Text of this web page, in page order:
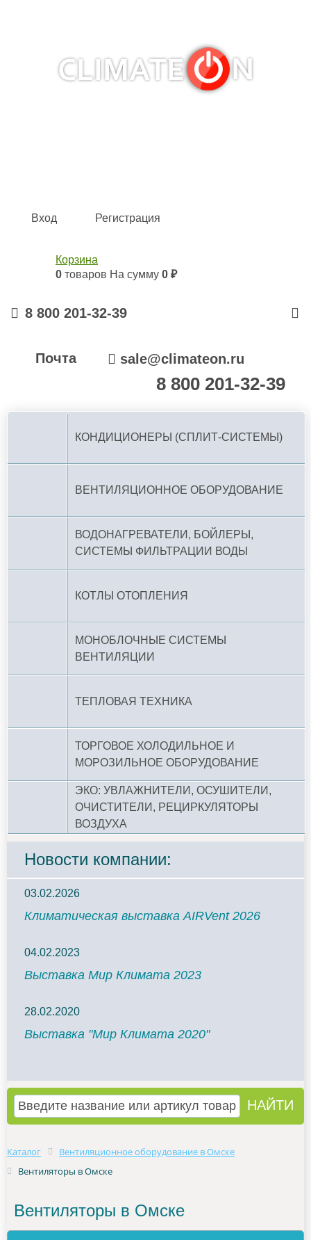
Вход Регистрация
Корзина
0 товаров На сумму 0 ₽
8 800 201-32-39
Почта sale@climateon.ru
8 800 201-32-39
КОНДИЦИОНЕРЫ (СПЛИТ-СИСТЕМЫ)
ВЕНТИЛЯЦИОННОЕ ОБОРУДОВАНИЕ
ВОДОНАГРЕВАТЕЛИ, БОЙЛЕРЫ,
СИСТЕМЫ ФИЛЬТРАЦИИ ВОДЫ
КОТЛЫ ОТОПЛЕНИЯ
МОНОБЛОЧНЫЕ СИСТЕМЫ
ВЕНТИЛЯЦИИ
ТЕПЛОВАЯ ТЕХНИКА
ТОРГОВОЕ ХОЛОДИЛЬНОЕ И
МОРОЗИЛЬНОЕ ОБОРУДОВАНИЕ
ЭКО: УВЛАЖНИТЕЛИ, ОСУШИТЕЛИ,
ОЧИСТИТЕЛИ, РЕЦИРКУЛЯТОРЫ
ВОЗДУХА
Новости компании:
03.02.2026
Климатическая выставка AIRVent 2026
04.02.2023
Выставка Мир Климата 2023
28.02.2020
Выставка "Мир Климата 2020"
Каталог
Вентиляционное оборудование в Омске
Вентиляторы в Омске
Вентиляторы в Омске